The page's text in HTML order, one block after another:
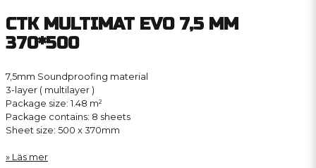
CTK MULTIMAT EVO 7,5 MM
370*500
7,5mm Soundproofing material
3-layer ( multilayer )
Package size: 1.48 m²
Package contains: 8 sheets
Sheet size: 500 x 370mm
Läs mer